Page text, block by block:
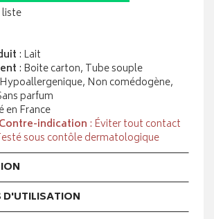
: Lait
: Boite carton, Tube souple
Non comédogène,
parfum
en France
indication : Éviter tout contact
sous contôle dermatologique
D'UTILISATION